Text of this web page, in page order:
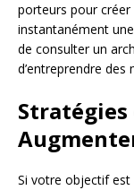
porteurs pour
instantanément
de consulter un
d’entreprendre
Si votre objectif est